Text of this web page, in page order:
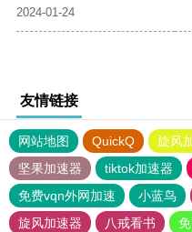
2024-01-24
友情链接
网站地图 QuickQ 旋风
坚果加速器
tiktok加速器
免费vqn外网加速
小蓝鸟
旋风加速器
八戒看书